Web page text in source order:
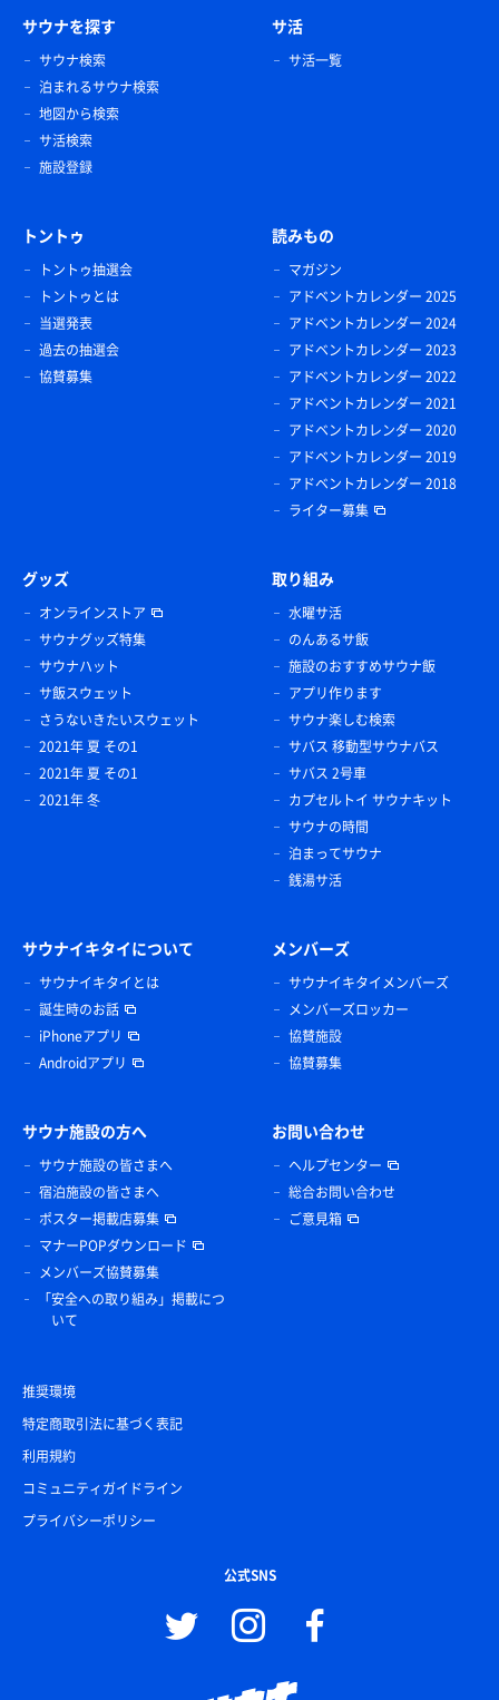
サウナを探す
サウナ検索
泊まれるサウナ検索
地図から検索
サ活検索
施設登録
サ活
サ活一覧
トントゥ
トントゥ抽選会
トントゥとは
当選発表
過去の抽選会
協賛募集
読みもの
マガジン
アドベントカレンダー 2025
アドベントカレンダー 2024
アドベントカレンダー 2023
アドベントカレンダー 2022
アドベントカレンダー 2021
アドベントカレンダー 2020
アドベントカレンダー 2019
アドベントカレンダー 2018
ライター募集
グッズ
オンラインストア
サウナグッズ特集
サウナハット
サ飯スウェット
さうないきたいスウェット
2021年 夏 その1
2021年 夏 その1
2021年 冬
取り組み
水曜サ活
のんあるサ飯
施設のおすすめサウナ飯
アプリ作ります
サウナ楽しむ検索
サバス 移動型サウナバス
サバス 2号車
カプセルトイ サウナキット
サウナの時間
泊まってサウナ
銭湯サ活
サウナイキタイについて
サウナイキタイとは
誕生時のお話
iPhoneアプリ
Androidアプリ
メンバーズ
サウナイキタイメンバーズ
メンバーズロッカー
協賛施設
協賛募集
サウナ施設の方へ
サウナ施設の皆さまへ
宿泊施設の皆さまへ
ポスター掲載店募集
マナーPOPダウンロード
メンバーズ協賛募集
「安全への取り組み」掲載につ
いて
お問い合わせ
ヘルプセンター
総合お問い合わせ
ご意見箱
推奨環境
特定商取引法に基づく表記
利用規約
コミュニティガイドライン
プライバシーポリシー
公式SNS